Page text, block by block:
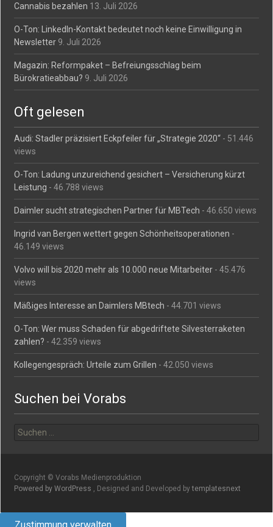
Cannabis bezahlen 13. Juli 2026
O-Ton: LinkedIn-Kontakt bedeutet noch keine Einwilligung in
Newsletter 9. Juli 2026
Magazin: Reformpaket – Befreiungsschlag beim
Bürokratieabbau? 9. Juli 2026
Oft gelesen
Audi: Stadler präzisiert Eckpfeiler für „Strategie 2020“ - 51.446
views
O-Ton: Ladung unzureichend gesichert – Versicherung kürzt
Leistung - 46.788 views
Daimler sucht strategischen Partner für MBTech - 46.650 views
Ingrid van Bergen wettert gegen Schönheitsoperationen -
46.149 views
Volvo will bis 2020 mehr als 10.000 neue Mitarbeiter - 45.476
views
Mäßiges Interesse an Daimlers MBtech - 44.701 views
O-Ton: Wer muss Schaden für abgedriftete Silvesterraketen
zahlen? - 42.359 views
Kollegengespräch: Urteile zum Grillen - 42.050 views
Suchen bei Vorabs
nach:
Copyright © Vorabs Medienproduktion
Powered by WordPress
, Designed and Developed bytemplatesnext
Zustimmung verwalten